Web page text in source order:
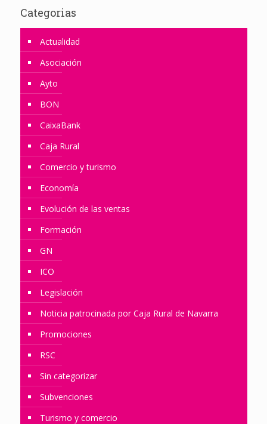
Categorias
Actualidad
Asociación
Ayto
BON
CaixaBank
Caja Rural
Comercio y turismo
Economía
Evolución de las ventas
Formación
GN
ICO
Legislación
Noticia patrocinada por Caja Rural de Navarra
Promociones
RSC
Sin categorizar
Subvenciones
Turismo y comercio